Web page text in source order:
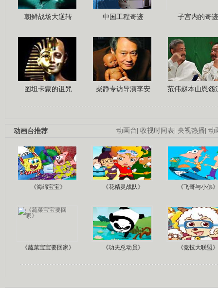
朝鲜战场大逆转 中国工程奇迹 子宫内的奇迹
图坦卡蒙的诅咒 柴静专访导演李安 范伟赵本山恩怨
动画台| 收视时间表| 央视热播| 动
动画台推荐
《海绵宝宝》 《花精灵战队》 《飞哥与小佛》
《蔬菜宝宝要回家》 《功夫总动员》 《竞技大联盟》